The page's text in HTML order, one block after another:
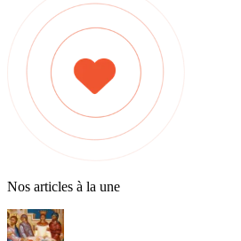
Nos articles à la une